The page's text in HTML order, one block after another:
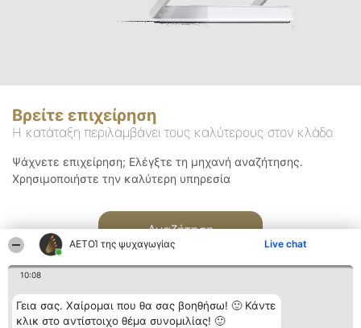
ΑΕΤΟΊ της ψυχαγωγίας Live chat
10:08
Γεια σας. Χαίρομαι που θα σας βοηθήσω! 🙂 Κάντε
κλικ στο αντίστοιχο θέμα συνομιλίας! 🙂
Βρείτε επιχείρηση
Η κατάταξη περιλαμβάνει τους καλύτερους στον κλάδο
Ψάχνετε επιχείρηση; Ελέγξτε τη μηχανή αναζήτησης.
Χρησιμοποιήστε την καλύτερη υπηρεσία
Αναζήτηση